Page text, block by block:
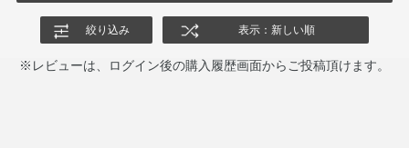
絞り込み 表示：新しい順
※レビューは、ログイン後の購入履歴画面からご投稿頂けます。